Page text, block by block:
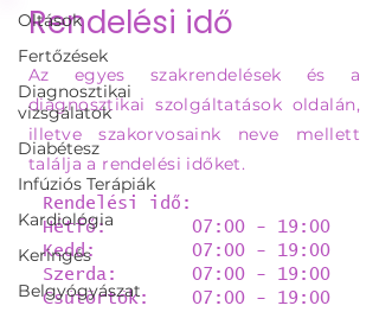
Oltások
Fertőzések
Diagnosztikai
vizsgálatok
Diabétesz
Infúziós Terápiák
Kardiológia
Keringés
Belgyógyászat
Rendelési idő
Az egyes szakrendelések és a
diagnosztikai szolgáltatások oldalán,
illetve szakorvosaink neve mellett
találja a rendelési időket.
Rendelési idő:
Hétfő: 07:00 - 19:00
Kedd: 07:00 - 19:00
Szerda: 07:00 - 19:00
Csütörtök: 07:00 - 19:00